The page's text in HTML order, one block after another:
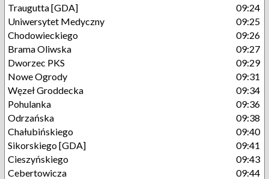
Traugutta [GDA]
09:24
Uniwersytet Medyczny
09:25
Chodowieckiego
09:26
Brama Oliwska
09:27
Dworzec PKS
09:29
Nowe Ogrody
09:31
Węzeł Groddecka
09:34
Pohulanka
09:36
Odrzańska
09:38
Chałubińskiego
09:40
Sikorskiego [GDA]
09:41
Cieszyńskiego
09:43
Cebertowicza
09:44